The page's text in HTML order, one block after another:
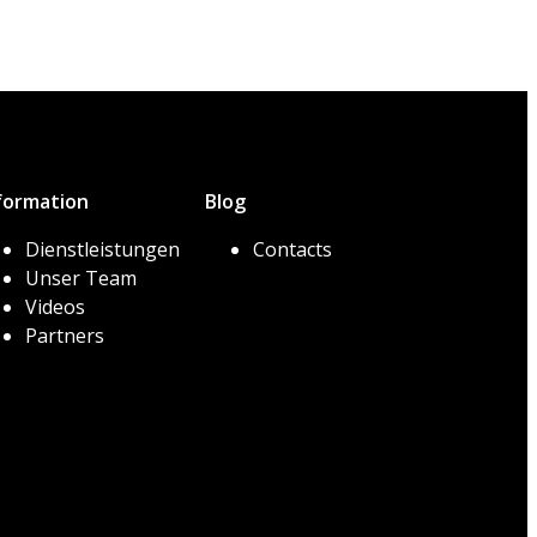
Dienstleistungen
Unser Team
Videos
Partners
Blog
Contacts